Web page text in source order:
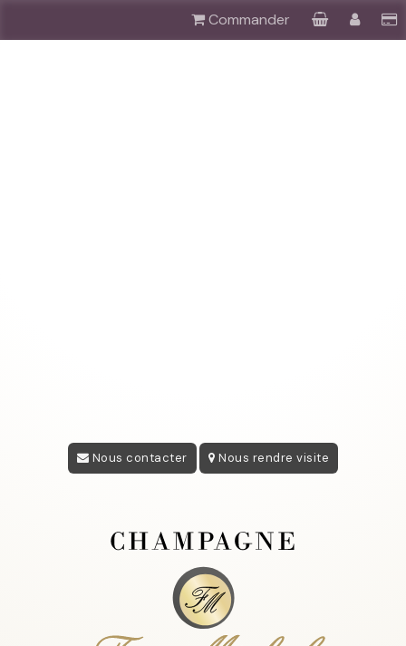
Commander
Nous contacter Nous rendre visite